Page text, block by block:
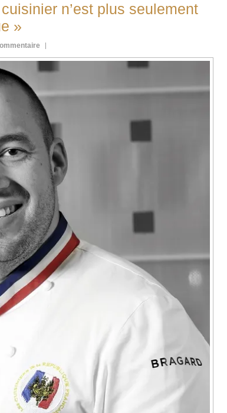
n’est plus seulement
»